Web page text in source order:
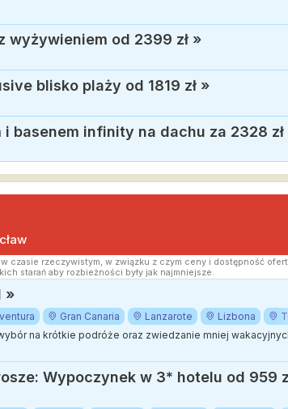
wyżywieniem od 2399 zł »
blisko plaży od 1819 zł »
basenem infinity na dachu za 2328 zł
rzeczywistym, w związku z czym ceny i dostępność
starań aby rozbieżności były jak najmniejsze.
»
Gran Canaria Lanzarote Lizbona
na krótkie podróże oraz zwiedzanie mniej
Wypoczynek w 3* hotelu od 959